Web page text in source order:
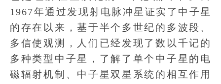
1967年通过发现射电脉冲星证实了中子星
的存在以来，基于半个多世纪的多波段、
多信使观测，人们已经发现了数以千记的
多种类型中子星，了解了单个中子星的电
磁辐射机制、中子星双星系统的相互作用